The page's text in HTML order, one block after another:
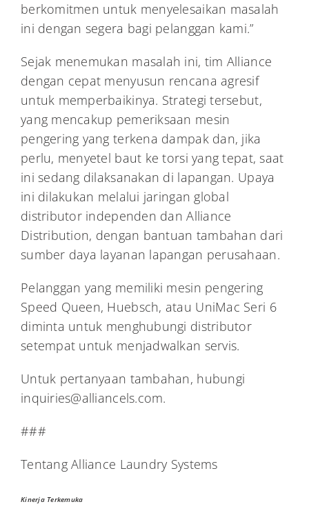
berkomitmen untuk menyelesaikan masalah
ini dengan segera bagi pelanggan kami.”
Sejak menemukan masalah ini, tim Alliance
dengan cepat menyusun rencana agresif
untuk memperbaikinya. Strategi tersebut,
yang mencakup pemeriksaan mesin
pengering yang terkena dampak dan, jika
perlu, menyetel baut ke torsi yang tepat, saat
ini sedang dilaksanakan di lapangan. Upaya
ini dilakukan melalui jaringan global
distributor independen dan Alliance
Distribution, dengan bantuan tambahan dari
sumber daya layanan lapangan perusahaan.
Pelanggan yang memiliki mesin pengering
Speed Queen, Huebsch, atau UniMac Seri 6
diminta untuk menghubungi distributor
setempat untuk menjadwalkan servis.
Untuk pertanyaan tambahan, hubungi
inquiries@alliancels.com.
###
Tentang Alliance Laundry Systems
Kinerja Terkemuka